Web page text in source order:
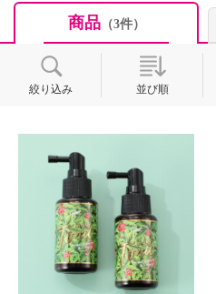
商品（3件）
絞り込み 並び順